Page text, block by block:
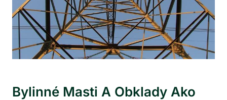
Bylinné Masti A Obklady Ako